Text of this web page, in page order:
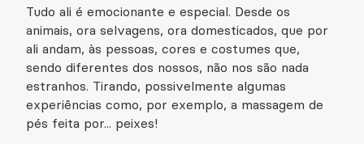
Tudo ali é emocionante e especial. Desde os
animais, ora selvagens, ora domesticados, que por
ali andam, às pessoas, cores e costumes que,
sendo diferentes dos nossos, não nos são nada
estranhos. Tirando, possivelmente algumas
experiências como, por exemplo, a massagem de
pés feita por... peixes!